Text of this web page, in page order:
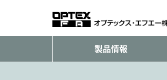
製品情報